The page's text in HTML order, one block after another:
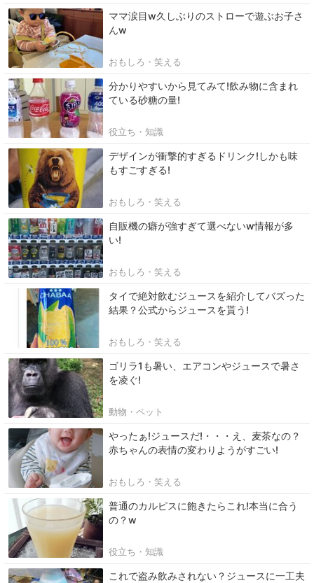
ママ涙目w久しぶりのストローで遊ぶお子さ
んw
おもしろ・笑える
分かりやすいから見てみて!飲み物に含まれ
ている砂糖の量!
役立ち・知識
デザインが衝撃的すぎるドリンク!しかも味
もすごすぎる!
おもしろ・笑える
自販機の癖が強すぎて選べないw情報が多
い!
おもしろ・笑える
タイで絶対飲むジュースを紹介してバズった
結果？公式からジュースを貰う!
おもしろ・笑える
ゴリラ1も暑い、エアコンやジュースで暑さ
を凌ぐ!
動物・ペット
やったぁ!ジュースだ!・・・え、麦茶なの？
赤ちゃんの表情の変わりようがすごい!
おもしろ・笑える
普通のカルピスに飽きたらこれ!本当に合う
の？w
役立ち・知識
これで盗み飲みされない？ジュースに一工夫